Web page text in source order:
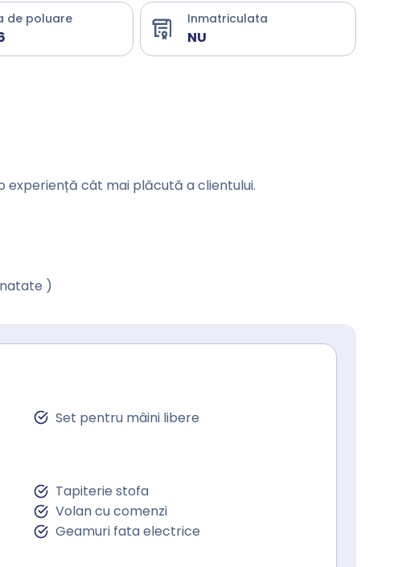
de poluare Inmatriculata
NU
experiență cât mai plăcută a clientului.
)
Set pentru mâini libere
Tapiterie stofa
Volan cu comenzi
Geamuri fata electrice